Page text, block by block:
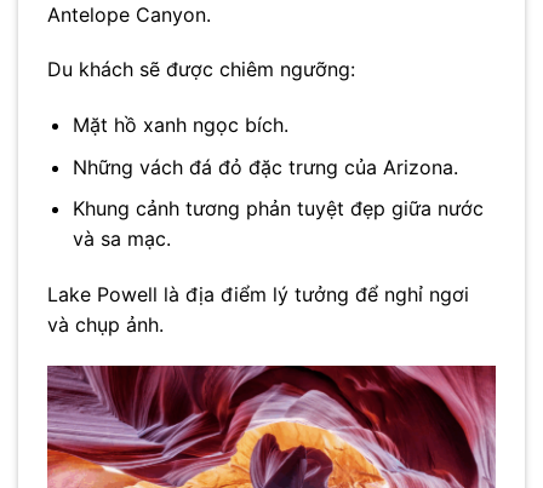
Antelope Canyon.
Du khách sẽ được chiêm ngưỡng:
Mặt hồ xanh ngọc bích.
Những vách đá đỏ đặc trưng của Arizona.
Khung cảnh tương phản tuyệt đẹp giữa nước
và sa mạc.
Lake Powell là địa điểm lý tưởng để nghỉ ngơi
và chụp ảnh.